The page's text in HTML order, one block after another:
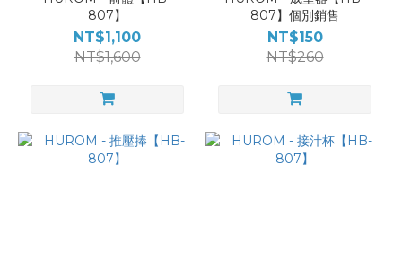
807】
NT$1,100
NT$1,600
807】個別銷售
NT$150
NT$260